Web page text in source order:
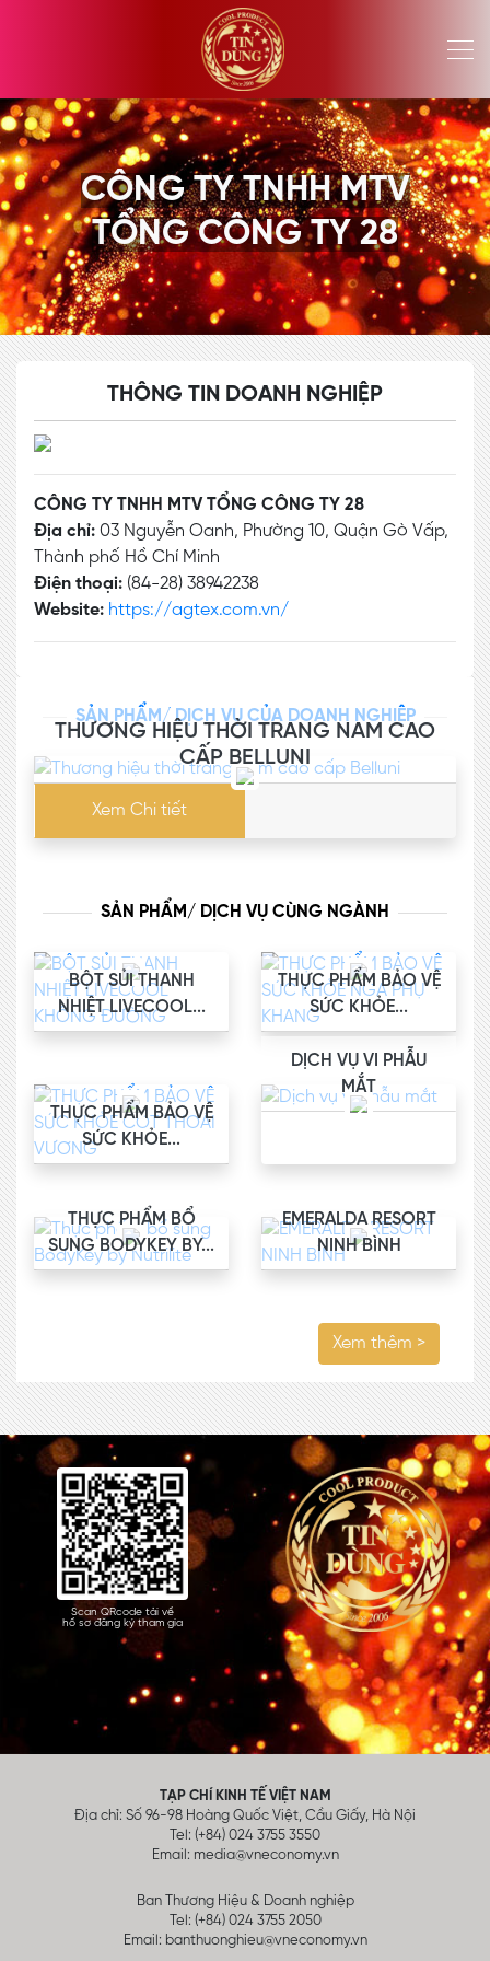
CÔNG TY TNHH MTV
TỔNG CÔNG TY 28
THÔNG TIN DOANH NGHIỆP
CÔNG TY TNHH MTV TỔNG CÔNG TY 28
Địa chỉ: 03 Nguyễn Oanh, Phường 10, Quận Gò Vấp,
Thành phố Hồ Chí Minh
Điện thoại: (84-28) 38942238
Website: https://agtex.com.vn/
SẢN PHẨM/ DỊCH VỤ CỦA DOANH NGHIỆP
THƯƠNG HIỆU THỜI TRANG NAM CAO
CẤP BELLUNI
Xem Chi tiết
SẢN PHẨM/ DỊCH VỤ CÙNG NGÀNH
BỘT SỦI THANH
NHIỆT LIVECOOL...
THỰC PHẨM BẢO VỆ
SỨC KHỎE...
THỰC PHẨM BẢO VỆ
SỨC KHỎE...
DỊCH VỤ VI PHẪU
MẮT
THỰC PHẨM BỔ
SUNG BODYKEY BY...
EMERALDA RESORT
NINH BÌNH
Xem thêm >
Scan QRcode tải về
hồ sơ đăng ký tham gia
TẠP CHÍ KINH TẾ VIỆT NAM
Địa chỉ: Số 96-98 Hoàng Quốc Việt, Cầu Giấy, Hà Nội
Tel: (+84) 024 3755 3550
Email: media@vneconomy.vn
Ban Thương Hiệu & Doanh nghiệp
Tel: (+84) 024 3755 2050
Email: banthuonghieu@vneconomy.vn